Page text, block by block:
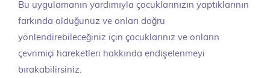
Bu uygulamanın yardımıyla çocuklarınızın yaptıklarının
farkında olduğunuz ve onları doğru
yönlendirebileceğiniz için çocuklarınız ve onların
çevrimiçi hareketleri hakkında endişelenmeyi
bırakabilirsiniz.